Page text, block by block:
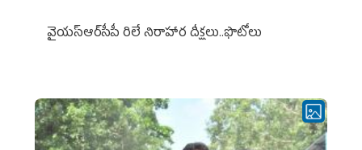
వైయ‌స్ఆర్‌సీపీ రిలే నిరాహార దీక్షలు..ఫొటోలు